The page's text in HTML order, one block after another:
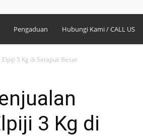
Pengaduan Hubungi Kami / CALL US
3 Kg di Setapuk Besar
3 Kg di